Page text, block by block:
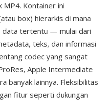
MP4. Kontainer ini
box) hierarkis di mana
data tertentu — mulai dari
teks, dan informasi
codec yang sangat
Apple Intermediate
banyak lainnya. Fleksibilitas
fitur seperti dukungan